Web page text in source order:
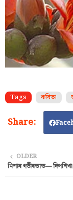
Tags কবিতা
OLDER
নিশাৰ গভীৰতাত—